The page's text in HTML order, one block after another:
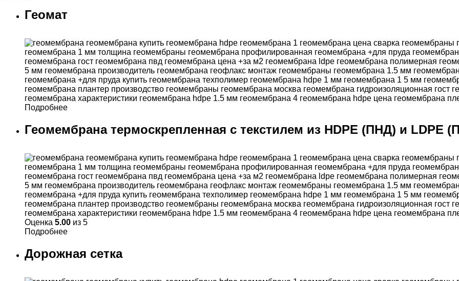
Геомат
Подробнее
Геомембрана термоскрепленная с текстилем из HDPE (ПНД) и LDPE
Оценка 5.00 из 5
Подробнее
Дорожная сетка